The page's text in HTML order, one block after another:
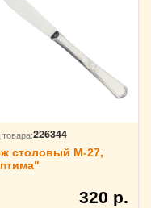
товара:226344
столовый М-27,
320 р.